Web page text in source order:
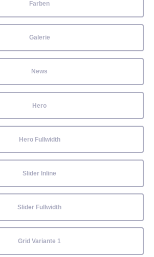
Farben
Galerie
News
Hero
Hero Fullwidth
Slider Inline
Slider Fullwidth
Grid Variante 1